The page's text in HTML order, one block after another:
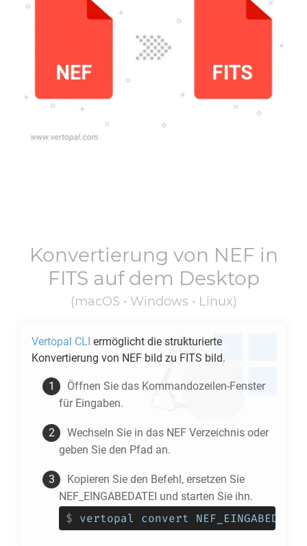
Konvertierung von NEF in
FITS auf dem Desktop
(macOS • Windows • Linux)
Vertopal CLI ermöglicht die strukturierte
Konvertierung von NEF bild zu FITS bild.
Öffnen Sie das Kommandozeilen-Fenster
für Eingaben.
Wechseln Sie in das NEF Verzeichnis oder
geben Sie den Pfad an.
Kopieren Sie den Befehl, ersetzen Sie
NEF_EINGABEDATEI und starten Sie ihn.
$ vertopal convert